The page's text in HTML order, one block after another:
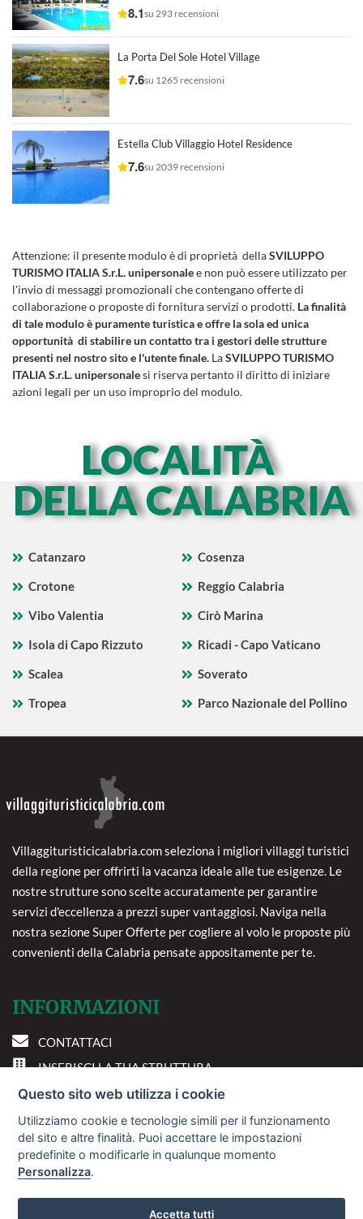
8.1su 293 recensioni
La Porta Del Sole Hotel Village
7.6su 1265 recensioni
Estella Club Villaggio Hotel Residence
7.6su 2039 recensioni
Attenzione: il presente modulo è di proprietà dellaSVILUPPO
TURISMO ITALIA S.r.L. unipersonalee non può essere utilizzato per
l'invio di messaggi promozionali che contengano offerte di
collaborazione o proposte di fornitura servizi o prodotti. La finalità
di tale modulo è puramente turistica e offre la sola ed unica
opportunità di stabilire un contatto tra i gestori delle strutture
presenti nel nostro sito e l'utente finale. LaSVILUPPO TURISMO
ITALIA S.r.L. unipersonalesi riserva pertanto il diritto di iniziare
azioni legali per un uso improprio del modulo.
LOCALITÀ
DELLA CALABRIA
Catanzaro
Cosenza
Crotone
Reggio Calabria
Vibo Valentia
Cirò Marina
Isola di Capo Rizzuto
Ricadi - Capo Vaticano
Scalea
Soverato
Tropea
Parco Nazionale del Pollino
Villaggituristicicalabria.com seleziona i migliori villaggi turistici
della regione per offrirti la vacanza ideale alle tue esigenze. Le
nostre strutture sono scelte accuratamente per garantire
servizi d'eccellenza a prezzi super vantaggiosi. Naviga nella
nostra sezione Super Offerte per cogliere al volo le proposte più
convenienti della Calabria pensate appositamente per te.
INFORMAZIONI
CONTATTACI
INSERISCI LA TUA STRUTTURA
PREFERENZE COOKIE
DOVE SIAMO
Via A. Costa, 2 - 63822
Questo sito web utilizza i cookie
Utilizziamo cookie e tecnologie simili per il funzionamento
del sito e altre finalità. Puoi accettare le impostazioni
predefinite o modificarle in qualunque momento
Personalizza.
Accetta tutti